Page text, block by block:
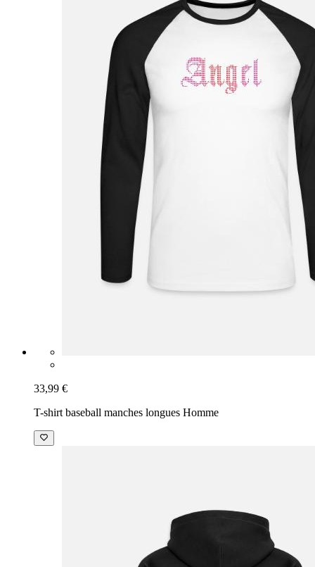
33,99 €
T-shirt baseball manches longues Homme